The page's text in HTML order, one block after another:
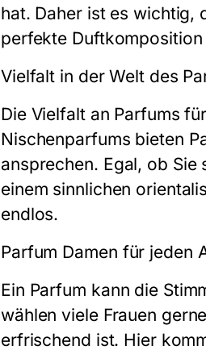
hat. Daher ist es wichtig,
perfekte
Vielfalt in der Welt des
Die Vielfalt an Parfums
Nischenparfums bieten
ansprechen. Egal, ob
einem sinnlichen
endlos.
Parfum Damen für jeden
Ein Parfum kann die
wählen viele Frauen
erfrischend ist. Hier